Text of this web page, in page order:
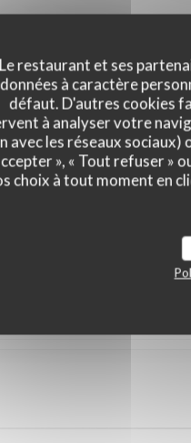
Le restaurant et ses
données à caractère
défaut. D'autres cookies
à analyser votre
avec les réseaux sociaux)
», « Tout refuser »
choix à tout moment en
Les avis